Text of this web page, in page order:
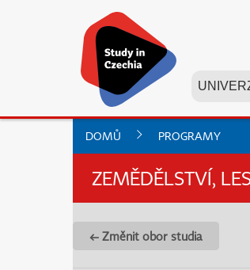
DOMŮ PROGRAMY
ZEMĚDĚLSTVÍ,
← Změnit obor studia